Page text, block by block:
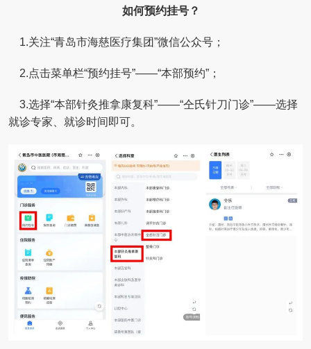
如何预约挂号？
1.关注“青岛市海慈医疗集团”微信公众号；
2.点击菜单栏“预约挂号”——“本部预约”；
3.选择“本部针灸推拿康复科”——“仝氏针刀门诊”——选择
就诊专家、就诊时间即可。